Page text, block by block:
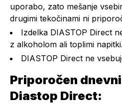
uporabo, zato mešanje
drugimi tekočinami ni
Izdelka DIASTOP Direct
z alkoholom ali toplimi napitki.
DIASTOP Direct ne
Priporočen
Diastop Direct: